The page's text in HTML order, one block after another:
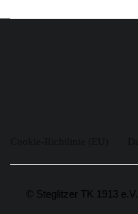
© Steglitzer TK 1913 e.V.